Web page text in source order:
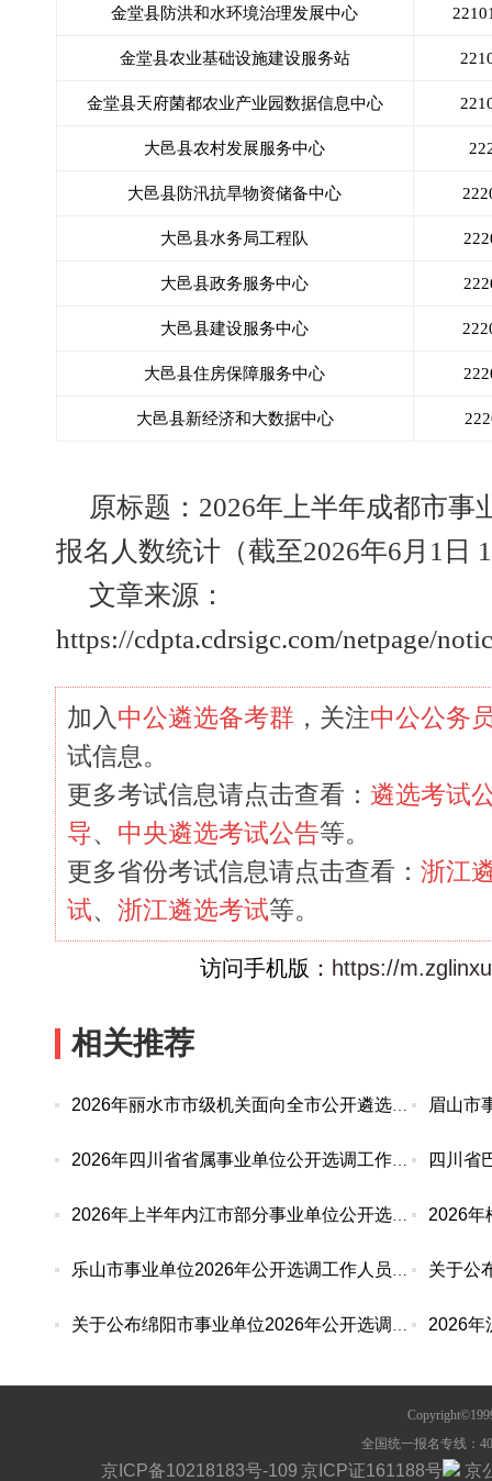
金堂县防洪和水环境治理发展中心
金堂县农业基础设施建设服务站
金堂县天府菌都农业产业园数据信息中心
大邑县农村发展服务中心
大邑县防汛抗旱物资储备中心
大邑县水务局工程队
大邑县政务服务中心
大邑县建设服务中心
大邑县住房保障服务中心
大邑县新经济和大数据中心
原标题：2026年上半年成都市事
报名人数统计（截至2026年6月1日
文章来源：
https://cdpta.cdrsigc.com/netpage/
加入 中公遴选备考群 ，关注中公公务
试信息。
更多考试信息请点击查看： 遴选考试
导、 中央遴选考试公告等。
更多省份考试信息请点击查看： 浙江
试、 浙江遴选考试等。
访问手机版： https://
相关推荐
2026年丽水市市级机关面向全市公开遴选(选调)优秀
2026年四川省省属事业单位公开选调工作人员报名情
2026年上半年内江市部分事业单位公开选调工作人员
乐山市事业单位2026年公开选调工作人员报名统计（
关于公布绵阳市事业单位2026年公开选调工作人员报
全国统一报名专线：
京ICP备10218183号-109 京ICP证161188号 京